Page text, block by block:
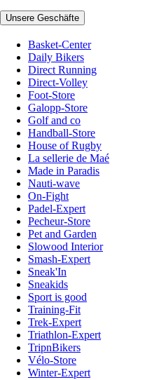
Unsere Geschäfte
Basket-Center
Daily Bikers
Direct Running
Direct-Volley
Foot-Store
Galopp-Store
Golf and co
Handball-Store
House of Rugby
La sellerie de Maé
Made in Paradis
Nauti-wave
On-Fight
Padel-Expert
Pecheur-Store
Pet and Garden
Slowood Interior
Smash-Expert
Sneak'In
Sneakids
Sport is good
Training-Fit
Trek-Expert
Triathlon-Expert
TripnBikers
Vélo-Store
Winter-Expert